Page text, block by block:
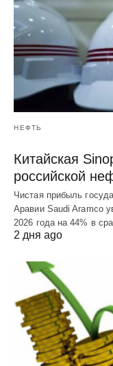
НЕФТЬ
Китайская
российской
Чистая прибыль
Аравии Saudi Aramco
2026 года на 44% в
2 дня ago